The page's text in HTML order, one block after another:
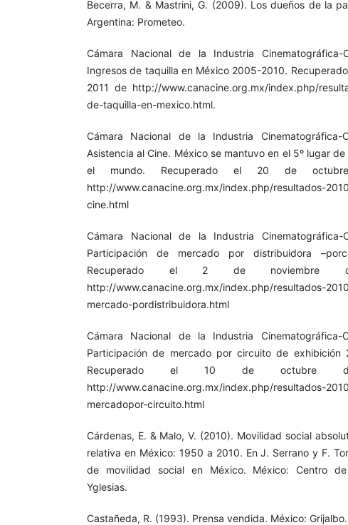
Becerra, M. & Mastrini, G. (2009). Los dueños de la
Argentina: Prometeo.
Cámara Nacional de la Industria Cinematográfica-
Ingresos de taquilla en México 2005-2010.
2011 de http://www.canacine.org.mx/index.php/
de-taquilla-en-mexico.html.
Cámara Nacional de la Industria Cinematográfica-
Asistencia al Cine. México se mantuvo en el 5º lugar
el mundo. Recuperado el 20 de
http://www.canacine.org.mx/index.php/resultados-
cine.html
Cámara Nacional de la Industria Cinematográfica-
Participación de mercado por distribuidora
Recuperado el 2 de noviembre
http://www.canacine.org.mx/index.php/resultados-
mercado-pordistribuidora.html
Cámara Nacional de la Industria Cinematográfica-
Participación de mercado por circuito de exhibición
Recuperado el 10 de octubre
http://www.canacine.org.mx/index.php/resultados-
mercadopor-circuito.html
Cárdenas, E. & Malo, V. (2010). Movilidad social
relativa en México: 1950 a 2010. En J. Serrano y F.
de movilidad social en México. México: Centro de
Yglesias.
Castañeda, R. (1993). Prensa vendida. México: Grijalbo.